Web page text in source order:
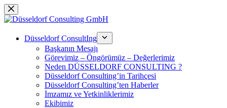
Skip
to
Düsseldorf ConsultIng
Başkanın Mesajı
Görevimiz – Öngörümüz – Değerlerimiz
Neden DÜSSELDORF CONSULTING ?
Düsseldorf Consulting’in Tarihçesi
Düsseldorf Consulting’ten Haberler
İmzamız ve Yetkinliklerimiz
Ekibimiz